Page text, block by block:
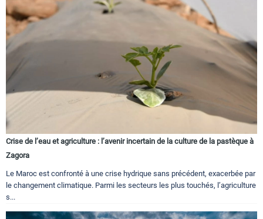
Crise de l’eau et agriculture : l’avenir incertain de la culture de la pastèque à
Zagora
Le Maroc est confronté à une crise hydrique sans précédent, exacerbée par
le changement climatique. Parmi les secteurs les plus touchés, l’agriculture
s...